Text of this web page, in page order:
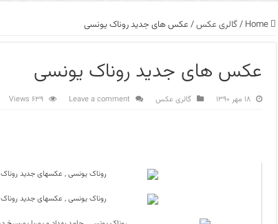
Home
/گالری عکس/ عکس های جدید روناک یونسی
عکس های جدید روناک یونسی
۱۸ مهر ۱۳۹۰ گالری عکس Leave a comment
639 Views